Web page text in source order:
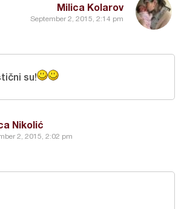
Milica Kolarov
September 2, 2015, 2:14 pm
Nikolić
2, 2015, 2:02 pm
su!